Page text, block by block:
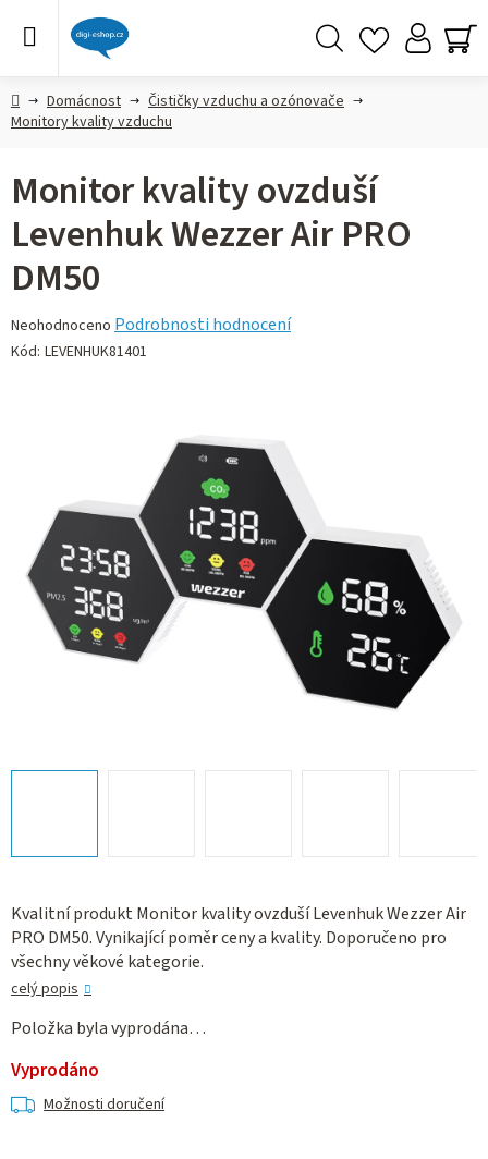
DomůDomácnost
Čističky vzduchu a ozónovače
Monitory kvality vzduchu
Kvalitní produkt Monitor kvality ovzduší Levenhuk Wezzer Air
PRO DM50. Vynikající poměr ceny a kvality. Doporučeno pro
všechny věkové kategorie.
celý popis
Položka byla vyprodána…
Vyprodáno
Možnosti doručení
Monitor kvality ovzduší
Levenhuk Wezzer Air PRO
DM50
Průměrné
hodnocení
Neohodnoceno Podrobnosti hodnocení
Kód: LEVENHUK81401